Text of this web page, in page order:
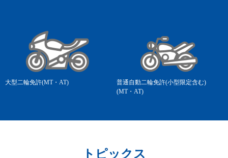
大型二輪免許(MT・AT)
普通自動二輪免許(小型限定含む)
(MT・AT)
トピックス